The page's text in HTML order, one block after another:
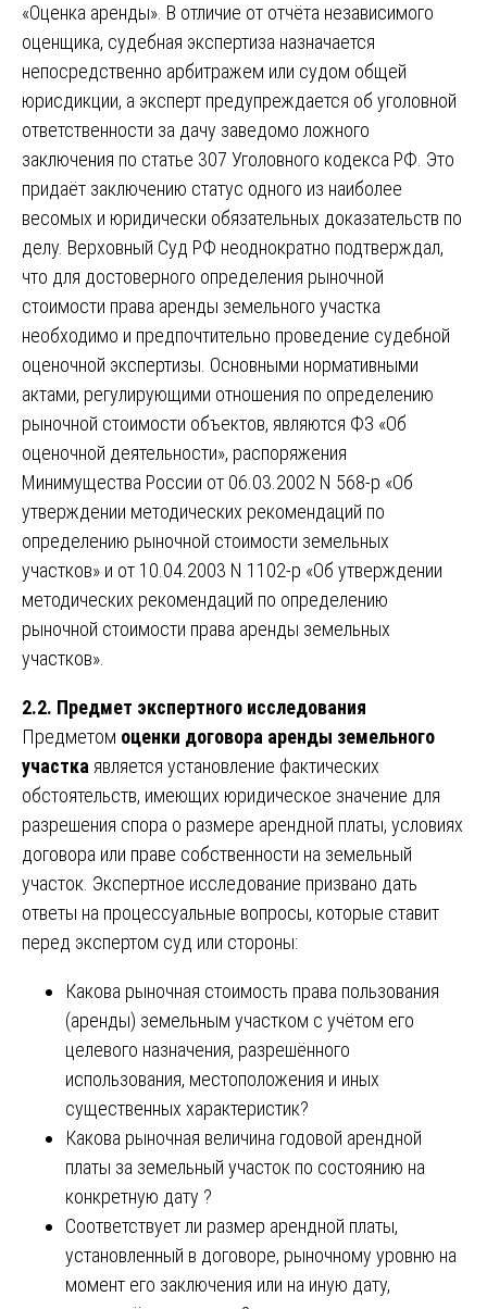
«Оценка аренды». В отличие от отчёта независимого
оценщика, судебная экспертиза назначается
непосредственно арбитражем или судом общей
юрисдикции, а эксперт предупреждается об уголовной
ответственности за дачу заведомо ложного
заключения по статье 307 Уголовного кодекса РФ. Это
придаёт заключению статус одного из наиболее
весомых и юридически обязательных доказательств по
делу. Верховный Суд РФ неоднократно подтверждал,
что для достоверного определения рыночной
стоимости права аренды земельного участка
необходимо и предпочтительно проведение судебной
оценочной экспертизы. Основными нормативными
актами, регулирующими отношения по определению
рыночной стоимости объектов, являются ФЗ «Об
оценочной деятельности», распоряжения
Минимущества России от 06.03.2002 N 568-р «Об
утверждении методических рекомендаций по
определению рыночной стоимости земельных
участков» и от 10.04.2003 N 1102-р «Об утверждении
методических рекомендаций по определению
рыночной стоимости права аренды земельных
участков».
2.2. Предмет экспертного исследования
Предметом оценки договора аренды земельного
участка является установление фактических
обстоятельств, имеющих юридическое значение для
разрешения спора о размере арендной платы, условиях
договора или праве собственности на земельный
участок. Экспертное исследование призвано дать
ответы на процессуальные вопросы, которые ставит
перед экспертом суд или стороны:
Какова рыночная стоимость права пользования
(аренды) земельным участком с учётом его
целевого назначения, разрешённого
использования, местоположения и иных
существенных характеристик?
Какова рыночная величина годовой арендной
платы за земельный участок по состоянию на
конкретную дату ?
Соответствует ли размер арендной платы,
установленный в договоре, рыночному уровню на
момент его заключения или на иную дату,